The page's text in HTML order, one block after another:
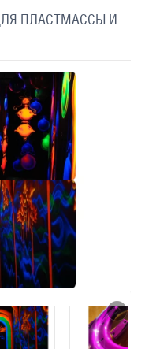
ПЛАСТМАССЫ И